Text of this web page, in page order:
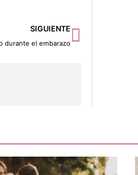
SIGUIENTE
durante el embarazo
Siguiente